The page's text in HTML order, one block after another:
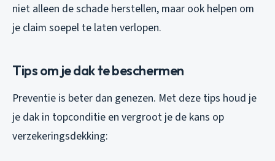
niet alleen de schade herstellen, maar ook helpen om
je claim soepel te laten verlopen.
Tips om je dak te beschermen
Preventie is beter dan genezen. Met deze tips houd je
je dak in topconditie en vergroot je de kans op
verzekeringsdekking: